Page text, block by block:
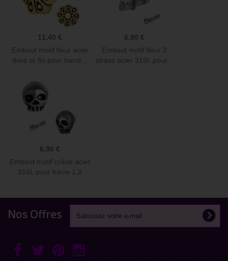
11,40 €
Embout motif fleur acier
doré or fin pour barre...
6,90 €
Embout motif fleur 3
strass acier 316L pour...
6,90 €
Embout motif crâne acier
316L pour barre 1,2
Nos Offres